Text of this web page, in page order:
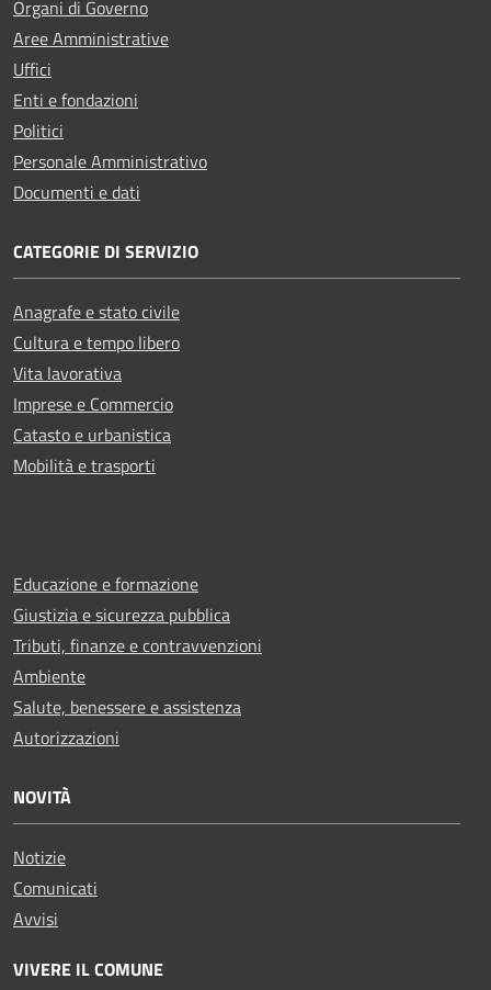
Organi di Governo
Aree Amministrative
Uffici
Enti e fondazioni
Politici
Personale Amministrativo
Documenti e dati
CATEGORIE DI SERVIZIO
Anagrafe e stato civile
Cultura e tempo libero
Vita lavorativa
Imprese e Commercio
Catasto e urbanistica
Mobilità e trasporti
Educazione e formazione
Giustizia e sicurezza pubblica
Tributi, finanze e contravvenzioni
Ambiente
Salute, benessere e assistenza
Autorizzazioni
NOVITÀ
Notizie
Comunicati
Avvisi
VIVERE IL COMUNE